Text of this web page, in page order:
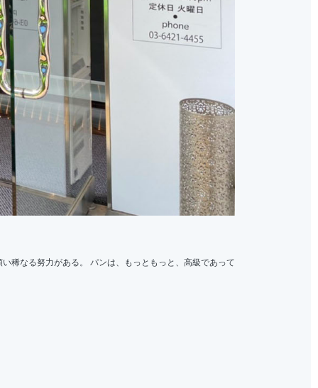
稀なる努力がある。 パンは、もっともっと、高級であって